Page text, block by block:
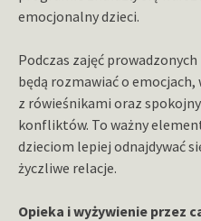
emocjonalny dzieci.
Podczas zajęć
będą rozmawiać o emocjach,
z rówieśnikami oraz
konfliktów. To ważny
dzieciom lepiej odnajdywać
życzliwe relacje.
Opieka i wyżywienie przez